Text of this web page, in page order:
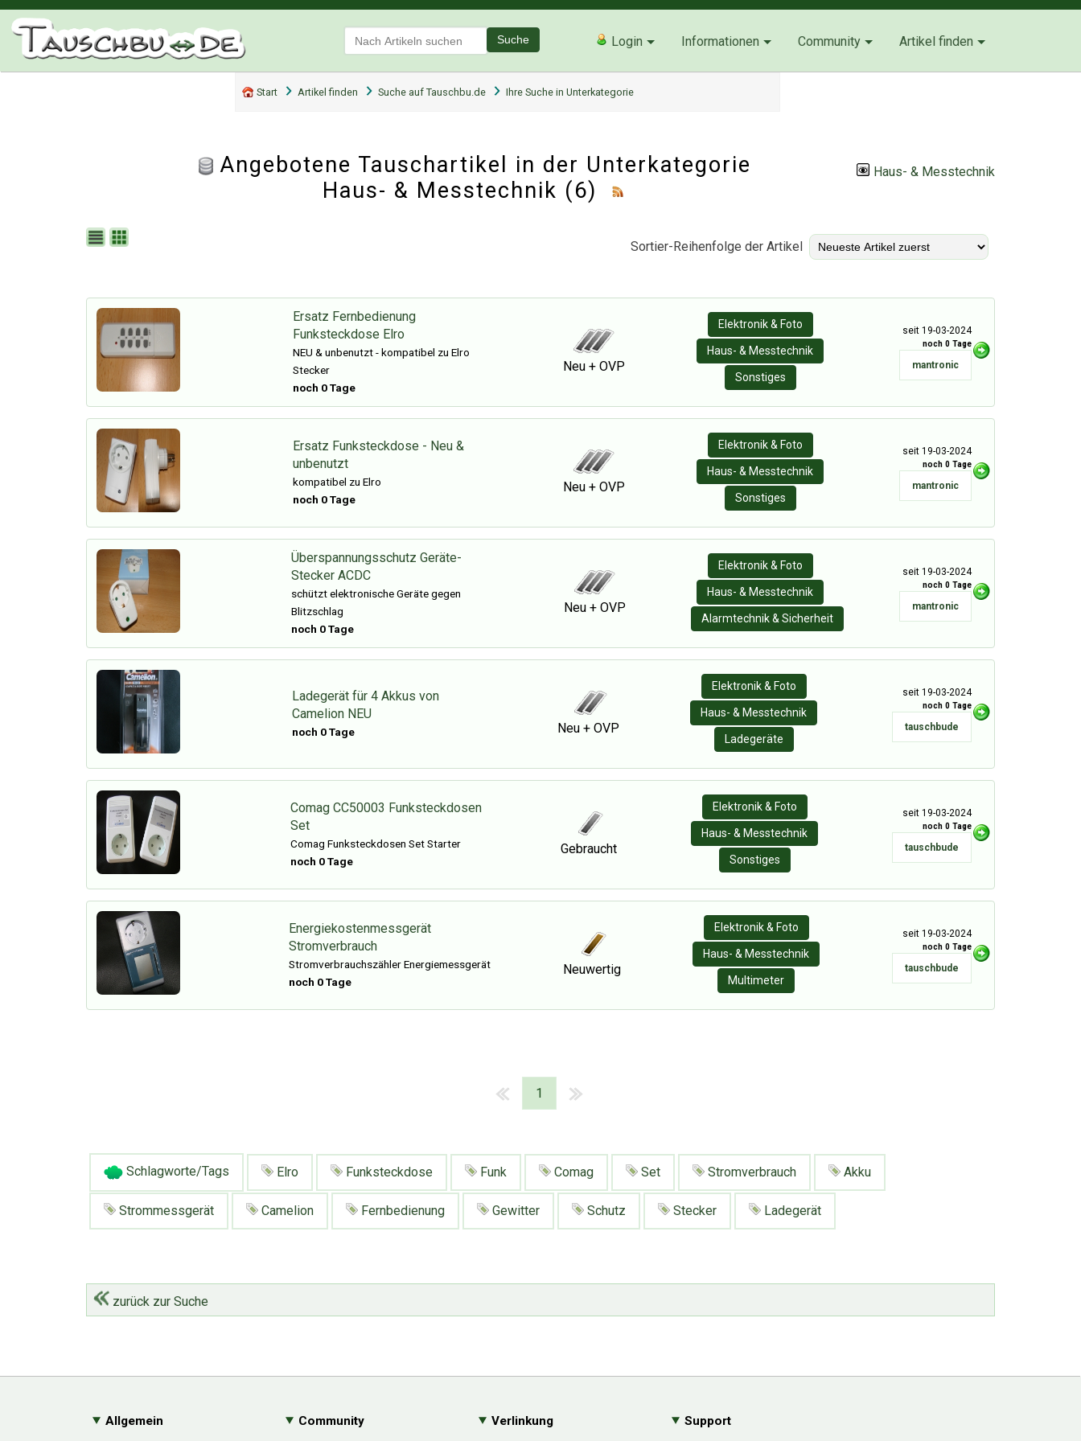
Suche Login Informationen Community Artikel finden
Start Artikel finden Suche auf Tauschbu.de Ihre Suche in Unterkategorie
Haus- & Messtechnik
Angebotene Tauschartikel in der Unterkategorie
Haus- & Messtechnik (6)
Sortier-Reihenfolge der Artikel
Ersatz Fernbedienung
Funksteckdose Elro
NEU & unbenutzt - kompatibel zu Elro
Stecker
noch 0 Tage
Neu + OVP
Elektronik & Foto
Haus- & Messtechnik
Sonstiges
seit 19-03-2024
noch 0 Tage
mantronic
Ersatz Funksteckdose - Neu &
unbenutzt
kompatibel zu Elro
noch 0 Tage
Neu + OVP
Elektronik & Foto
Haus- & Messtechnik
Sonstiges
seit 19-03-2024
noch 0 Tage
mantronic
Überspannungsschutz Geräte-
Stecker ACDC
schützt elektronische Geräte gegen
Blitzschlag
noch 0 Tage
Neu + OVP
Elektronik & Foto
Haus- & Messtechnik
Alarmtechnik & Sicherheit
seit 19-03-2024
noch 0 Tage
mantronic
Ladegerät für 4 Akkus von
Camelion NEU
noch 0 Tage Neu + OVP
Elektronik & Foto
Haus- & Messtechnik
Ladegeräte
seit 19-03-2024
noch 0 Tage
tauschbude
Comag CC50003 Funksteckdosen
Set
Comag Funksteckdosen Set Starter
noch 0 Tage
Gebraucht
Elektronik & Foto
Haus- & Messtechnik
Sonstiges
seit 19-03-2024
noch 0 Tage
tauschbude
Energiekostenmessgerät
Stromverbrauch
Stromverbrauchszähler Energiemessgerät
noch 0 Tage
Neuwertig
Elektronik & Foto
Haus- & Messtechnik
Multimeter
seit 19-03-2024
noch 0 Tage
tauschbude
1
Schlagworte/Tags Elro Funksteckdose Funk Comag Set Stromverbrauch Akku
Strommessgerät Camelion Fernbedienung Gewitter Schutz Stecker Ladegerät
zurück zur Suche
Allgemein Community Verlinkung Support